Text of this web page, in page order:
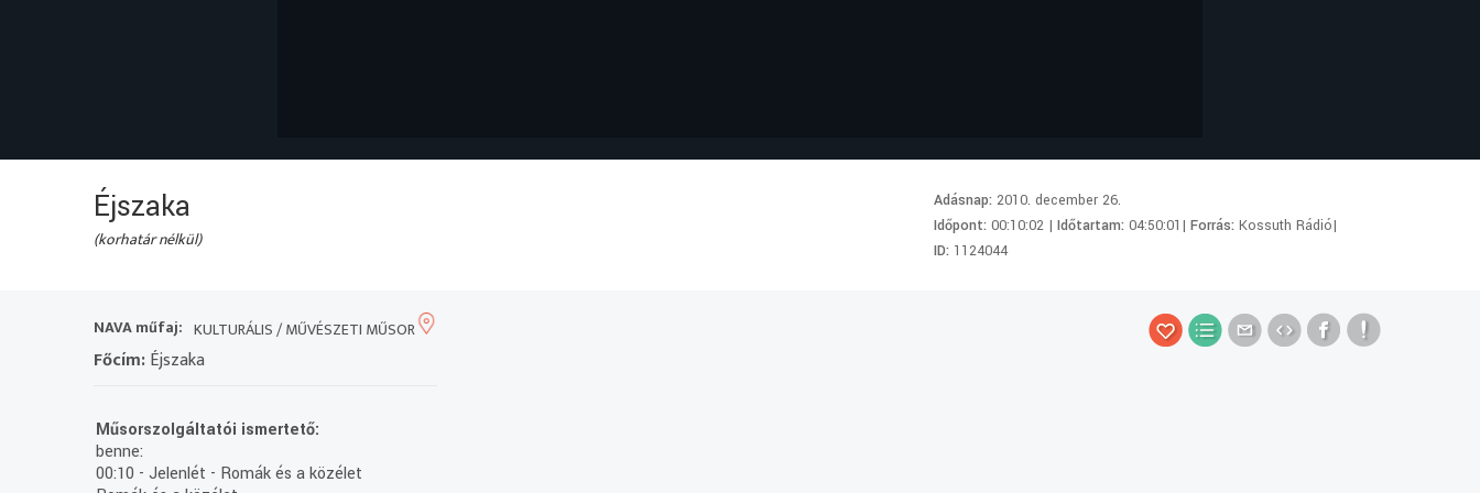
Éjszaka
(korhatár nélkül)
Adásnap:2010. december 26.
Időpont:00:10:02 |Időtartam:04:50:01|Forrás:Kossuth Rádió|
ID: 1124044
NAVA műfaj: KULTURÁLIS / MŰVÉSZETI MŰSOR
Főcím:Éjszaka
Műsorszolgáltatói ismertető:
benne:
00:10 - Jelenlét - Romák és a közélet